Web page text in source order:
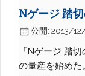
Nゲージ 踏
公開: 2013/
「Nゲージ 踏
の量産を始め